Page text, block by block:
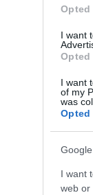
Opted
I want
Opted
I want
of my
was
Opted
I want
web or